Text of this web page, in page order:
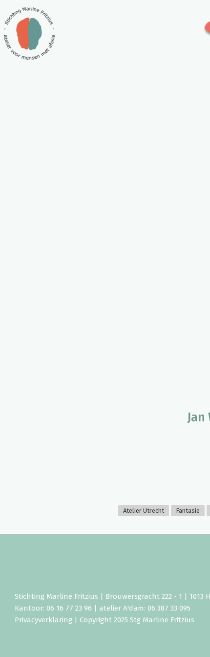
Atelier Utrecht Fantasie
Stichting Marline Fritzius | Brouwersgracht 222 - 1 | 1013
Kantoor: 06 16 77 23 96 | atelier A'dam: 06 387 33 095
Privacyverklaring | Copyright 2025 Stg Marline Fritzius